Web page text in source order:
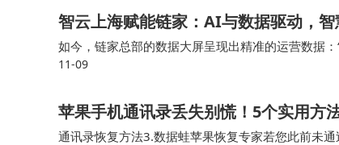
智云上海赋能链家：AI与数据驱动，
如今，链家总部的数据大屏呈现出精准的运营数据
勾勒出门店运营的新图景，更推动着服务效能与客
11-09
苹果手机通讯录丢失别慌！5个实用方
通讯录恢复方法3.数据蛙苹果恢复专家若您此前未